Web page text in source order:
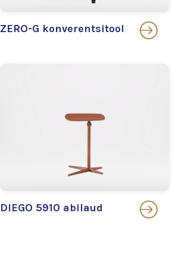
ZERO-G konverentsitool
DIEGO 5910 abilaud